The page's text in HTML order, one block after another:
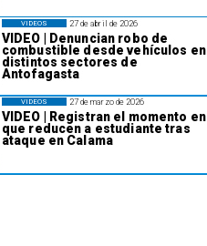
27 de abril de 2026
VIDEO | Denuncian robo de
combustible desde vehículos en
distintos sectores de
Antofagasta
VIDEOS
27 de marzo de 2026
VIDEO | Registran el momento en
que reducen a estudiante tras
ataque en Calama
VIDEOS